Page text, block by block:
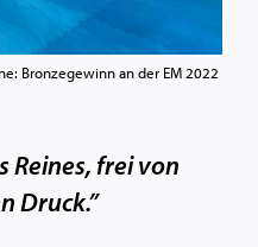
Bronzegewinn an der EM 2022
Reines, frei von
Druck.”